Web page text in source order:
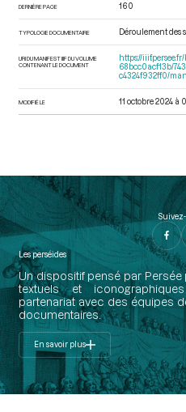
DERNIÈRE PAGE 160
TYPOLOGIE DOCUMENTAIRE Déroulement des
URI DU MANIFEST IIIF DU VOLUME
CONTENANT LE DOCUMENT
https://
68bcc0acf13b/
c4324f932ff0/
MODIFIÉ LE 11 octobre 2024 à
Les perséides
Un dispositif pensé par
textuels et
partenariat avec des équipes
documentaires.
En savoir plus